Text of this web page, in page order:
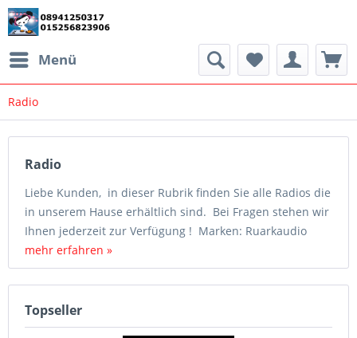
Menü
Radio
Radio
Liebe Kunden, in dieser Rubrik finden Sie alle Radios die
in unserem Hause erhältlich sind. Bei Fragen stehen wir
Ihnen jederzeit zur Verfügung ! Marken: Ruarkaudio
mehr erfahren »
Topseller